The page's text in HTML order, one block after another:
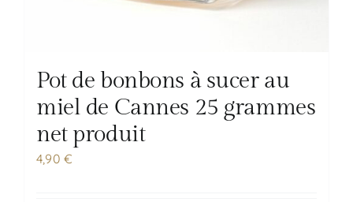
Pot de bonbons à sucer au
miel de Cannes 25 grammes
net produit
4,90€